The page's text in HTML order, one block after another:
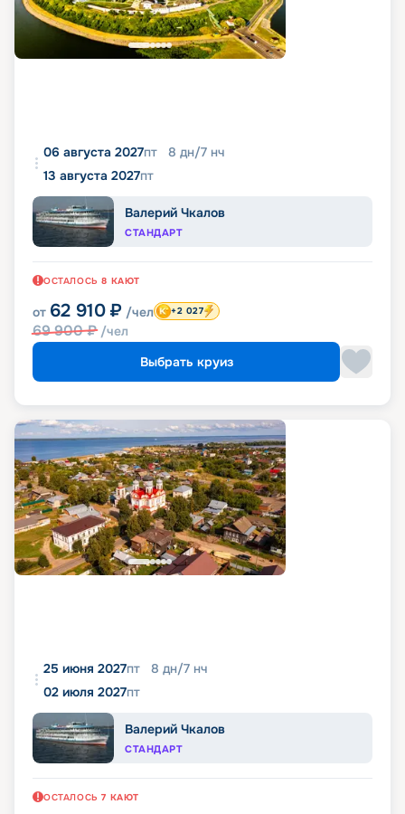
06 августа 2027пт 8 дн/7 нч
13 августа 2027пт
Валерий Чкалов
СТАНДАРТ
ОСТАЛОСЬ 8 КАЮТ
от 62 910 ₽ /чел
69 900₽ /чел
+2 027
Выбрать круиз
25 июня 2027пт 8 дн/7 нч
02 июля 2027пт
Валерий Чкалов
СТАНДАРТ
ОСТАЛОСЬ 7 КАЮТ